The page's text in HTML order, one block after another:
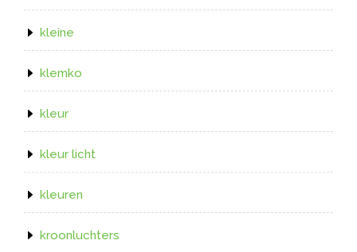
kleine
klemko
kleur
kleur licht
kleuren
kroonluchters